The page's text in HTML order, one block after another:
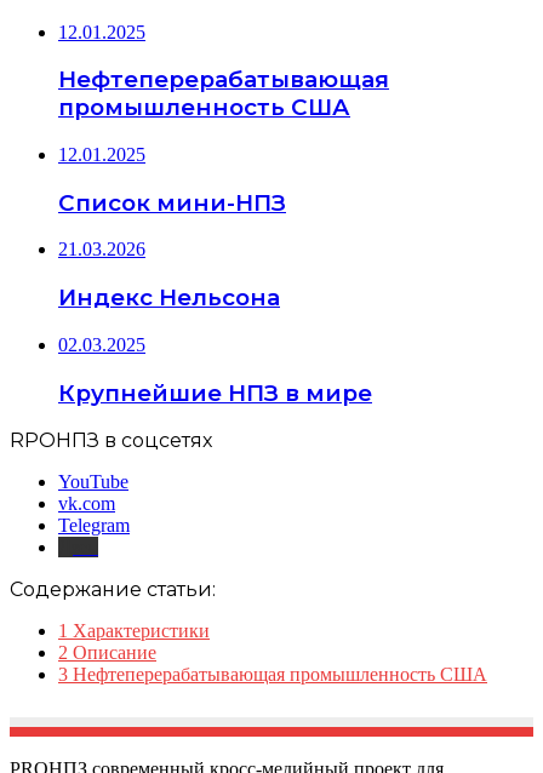
12.01.2025
Нефтеперерабатывающая
промышленность США
12.01.2025
Список мини-НПЗ
21.03.2026
Индекс Нельсона
02.03.2025
Крупнейшие НПЗ в мире
RPOНПЗ в соцсетях
YouTube
vk.com
Telegram
Содержание статьи:
1 Характеристики
2 Описание
3 Нефтеперерабатывающая промышленность США